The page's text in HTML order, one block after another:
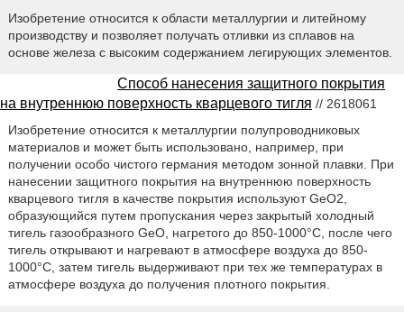
Изобретение относится к области металлургии и литейному
производству и позволяет получать отливки из сплавов на
основе железа с высоким содержанием легирующих элементов.
Способ нанесения защитного покрытия
на внутреннюю поверхность кварцевого тигля // 2618061
Изобретение относится к металлургии полупроводниковых
материалов и может быть использовано, например, при
получении особо чистого германия методом зонной плавки. При
нанесении защитного покрытия на внутреннюю поверхность
кварцевого тигля в качестве покрытия используют GeO2,
образующийся путем пропускания через закрытый холодный
тигель газообразного GeO, нагретого до 850-1000°С, после чего
тигель открывают и нагревают в атмосфере воздуха до 850-
1000°С, затем тигель выдерживают при тех же температурах в
атмосфере воздуха до получения плотного покрытия.